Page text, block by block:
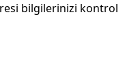
bilgilerinizi kontrol